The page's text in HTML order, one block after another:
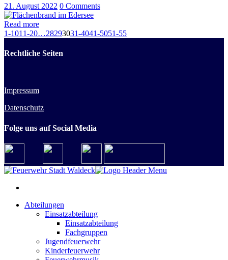
21. August 2022 0 Comments
Read more
1-1011-20…28293031-4041-5051-55
Rechtliche Seiten
Impressum
Datenschutz
Folge uns auf Social Media
Abteilungen
Einsatzabteilung
Einsatzabteilung
Fachgruppen
Jugendfeuerwehr
Kinderfeuerwehr